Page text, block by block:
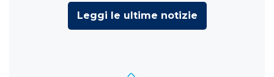
Leggi le ultime notizie